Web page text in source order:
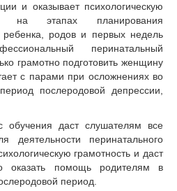
и оказывает психологическую
на этапах планирования
родов и первых недель
перинатальный
грамотно подготовить женщину
с парами при осложнениях во
послеродовой депрессии,
обучения даст слушателям все
деятельности перинатального
грамотность и даст
оказать помощь родителям в
период.